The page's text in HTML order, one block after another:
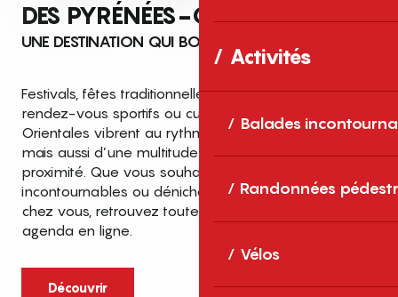
Activités
Balades
Randonnées
Vélos
DES PYRÉNÉES-ORIENTALES
UNE DESTINATION QUI BOUGE TOUTE L’ANNÉE
Festivals, fêtes traditionnelles, concerts, expositions,
rendez-vous sportifs ou culturels… les Pyrénées-
Orientales vibrent au rythme de grands temps forts
mais aussi d’une multitude d’événements de
proximité. Que vous souhaitiez vivre les
incontournables ou dénicher des sorties près de
chez vous, retrouvez toutes les infos dans notre
agenda en ligne.
Découvrir
Top des événements et sorties
en famille
cet été dans les Pyrénées-Orientales
Entre mer Méditerranée, villages de
caractère et grands espaces naturels, les